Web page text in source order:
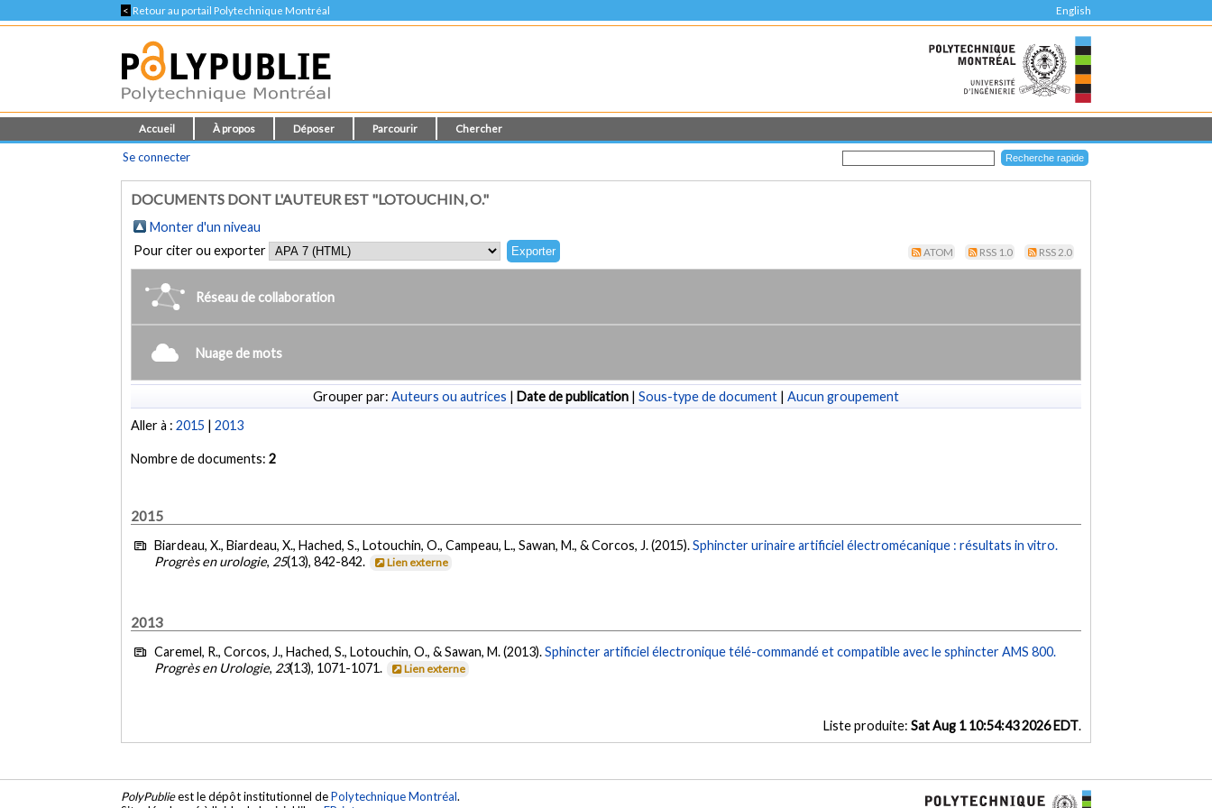
< Retour au portail Polytechnique Montréal English
Accueil À propos Déposer Parcourir Chercher
Se connecter
DOCUMENTS DONT L'AUTEUR EST "LOTOUCHIN, O."
Monter d'un niveau
Pour citer ou exporter
ATOM RSS 1.0 RSS 2.0
Réseau de collaboration
Nuage de mots
Grouper par: Auteurs ou autrices | Date de publication | Sous-type de document | Aucun groupement
Aller à :2015 |2013
Nombre de documents:2
2015
Biardeau, X., Biardeau, X., Hached, S., Lotouchin, O., Campeau, L., Sawan, M., & Corcos, J. (2015).Sphincter urinaire artificiel électromécanique : résultats in vitro.
Progrès en urologie, 25(13), 842-842. Lien externe
2013
Caremel, R., Corcos, J., Hached, S., Lotouchin, O., & Sawan, M. (2013).Sphincter artificiel électronique télé-commandé et compatible avec le sphincter AMS 800.
Progrès en Urologie, 23(13), 1071-1071. Lien externe
Liste produite: Sat Aug 1 10:54:43 2026 EDT.
PolyPublieest le dépôt institutionnel dePolytechnique Montréal.